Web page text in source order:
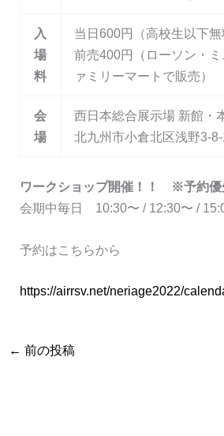
入
場
料
当日600円（高校生以下無
前売400円（ローソン・
ァミリーマートで販売）
会
場
西日本総合展示場 新館・
北九州市小倉北区浅野3-8-
ワークショップ開催！！ ※予約優
会期中毎日 10:30〜 / 12:30〜 /
予約はこちらから
https://airrsv.net/neriage2022/
← 前の投稿